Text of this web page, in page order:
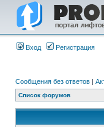
Вход Регистрация
Сообщения без ответов |
Список форумов